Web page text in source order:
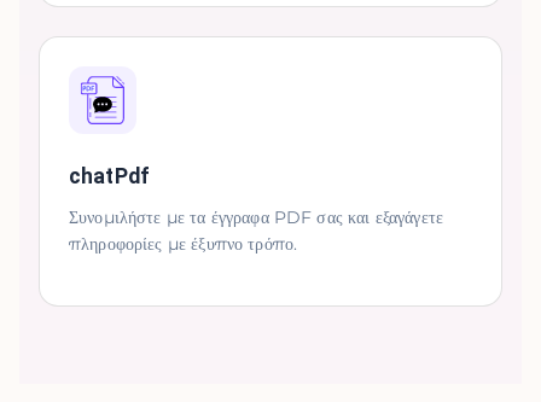
chatPdf
Συνομιλήστε με τα έγγραφα PDF σας και εξαγάγετε
πληροφορίες με έξυπνο τρόπο.